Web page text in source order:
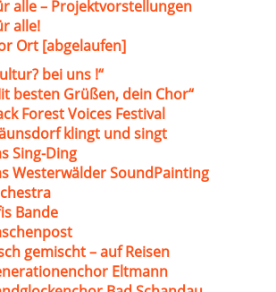
alle – Projektvorstellungen
alle!
Ort [abgelaufen]
bei uns !“
besten Grüßen, dein Chor“
Forest Voices Festival
klingt und singt
Sing-Ding
Westerwälder SoundPainting
Bande
gemischt – auf Reisen
Eltmann